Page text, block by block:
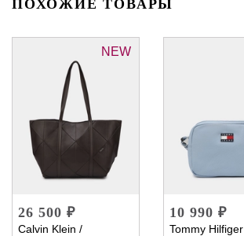
ПОХОЖИЕ ТОВАРЫ
NEW
26 500 ₽
Calvin Klein /
10 990 ₽
Tommy Hilfiger